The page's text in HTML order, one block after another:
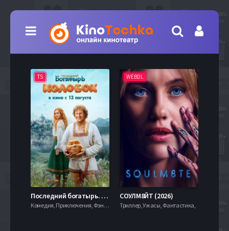
TS
Последний богатырь. Колобок (2026)
Комедия, Приключения, Фэнтези,
WEBDL
СОУЛМ8ЙТ (2026)
Триллер, Ужасы, Фантастика,